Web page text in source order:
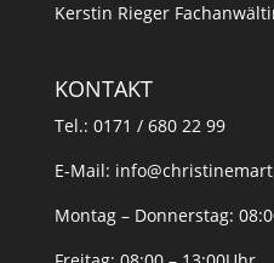
Kerstin Rieger
KONTAKT
Tel.: 0171 / 680 22 99
E-Mail:
Montag – Donnerstag: